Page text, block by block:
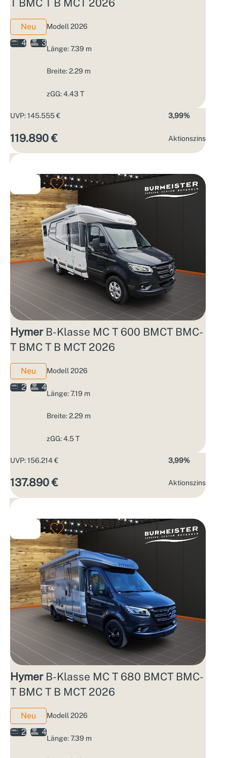
T BMC T B MCT 2026
Neu
4
3
Modell 2026
Länge: 7.39 m
Breite: 2.29 m
zGG: 4.43 T
UVP: 145.555 €
119.890 €
3,99%
Aktions­zins
HymerB-Klasse MC T 600 BMCT BMC-
T BMC T B MCT 2026
Neu
2
4
Modell 2026
Länge: 7.19 m
Breite: 2.29 m
zGG: 4.5 T
UVP: 156.214 €
137.890 €
3,99%
Aktions­zins
HymerB-Klasse MC T 680 BMCT BMC-
T BMC T B MCT 2026
Neu
2
4
Modell 2026
Länge: 7.39 m